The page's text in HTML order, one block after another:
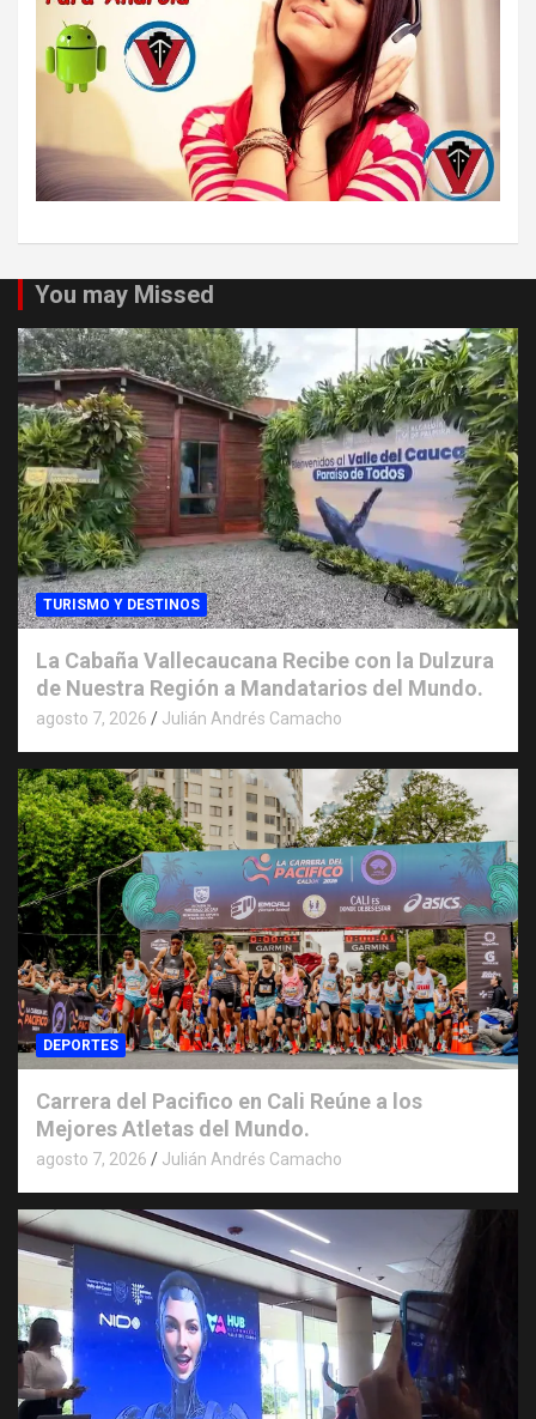
You may Missed
TURISMO Y DESTINOS
La Cabaña Vallecaucana Recibe con la Dulzura
de Nuestra Región a Mandatarios del Mundo.
agosto 7, 2026 Julián Andrés Camacho
DEPORTES
Carrera del Pacifico en Cali Reúne a los
Mejores Atletas del Mundo.
agosto 7, 2026 Julián Andrés Camacho